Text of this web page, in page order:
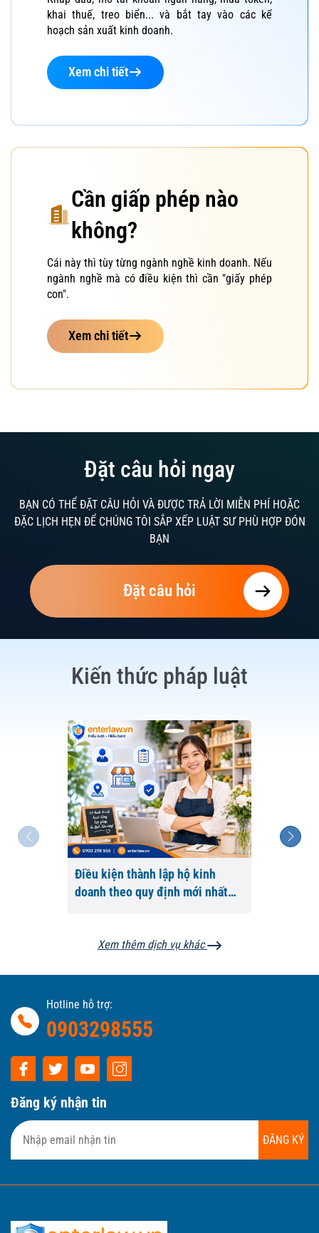
khai thuế, treo biển... và bắt tay vào các kế
hoạch sản xuất kinh doanh.
Xem chi tiết
Cần giấp phép nào
không?
Cái này thì tùy từng ngành nghề kinh doanh. Nếu
ngành nghề mà có điều kiện thì cần "giấy phép
con".
Xem chi tiết
Đặt câu hỏi ngay
BẠN CÓ THỂ ĐẶT CÂU HỎI VÀ ĐƯỢC TRẢ LỜI MIỄN PHÍ HOẶC
ĐẶC LỊCH HẸN ĐỂ CHÚNG TÔI SẮP XẾP LUẬT SƯ PHÙ HỢP ĐÓN
BẠN
Đặt câu hỏi
Kiến thức pháp luật
Điều kiện thành lập hộ kinh
doanh theo quy định mới nhất
Xem thêm dịch vụ khác
Hotline hỗ trợ:
0903298555
Đăng ký nhận tin
ĐĂNG KÝ